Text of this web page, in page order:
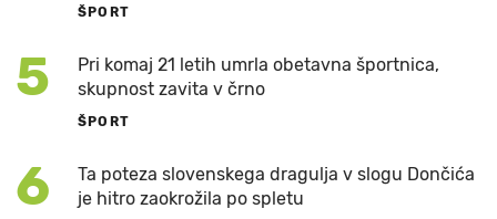
ŠPORT
5
Pri komaj 21 letih umrla obetavna športnica,
skupnost zavita v črno
ŠPORT
6
Ta poteza slovenskega dragulja v slogu Dončića
je hitro zaokrožila po spletu